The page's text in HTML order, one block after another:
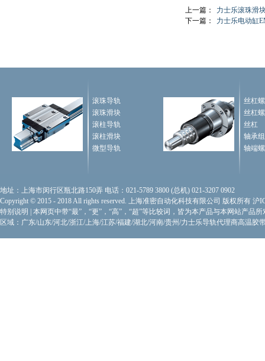
上一篇：
力士乐滚珠滑
下一篇：
力士乐电动缸
滚珠导轨
滚珠滑块
滚柱导轨
滚柱滑块
微型导轨
丝杠
丝杠
丝杠
轴承
轴端
地址：上海市闵行区瓶北路150弄 电话：021-5789 3800 (总机) 021-3207 0902
Copyright © 2015 - 2018 All rights reserved. 上海准密自动化科技有限公司 版权所有 沪
特别说明
本网页中带“最”，“更”，“高”，“超”等比较词，皆为本产品与本网站产品所
区域：广东/山东/河北/浙江/上海/江苏/福建/湖北/河南/贵州/力士乐导轨代理商高温胶